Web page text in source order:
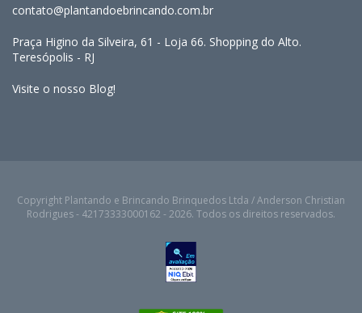
contato@plantandoebrincando.com.br
Praça Higino da Silveira, 61 - Loja 66. Shopping do Alto.
Teresópolis - RJ
Visite o nosso Blog!
Copyright Plantando e Brincando Brinquedos Ltda / Anderson Christian
Rodrigues - 42173333000162 - 2026. Todos os direitos reservados.